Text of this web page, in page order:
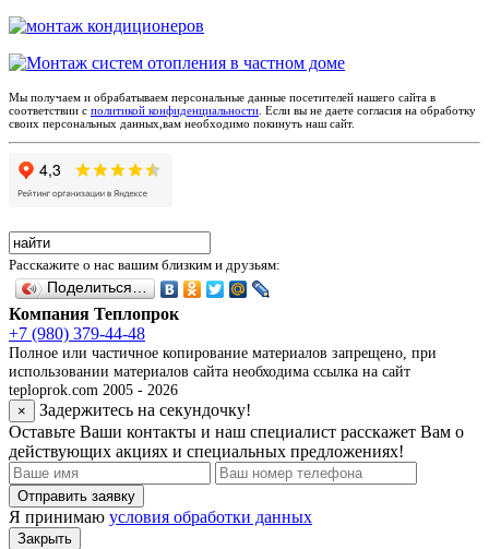
Мы получаем и обрабатываем персональные данные посетителей нашего сайта в
соответствии с политикой конфиденциальности . Если вы не даете согласия на обработку
своих персональных данных,вам необходимо покинуть наш сайт.
Расскажите о нас вашим близким и друзьям:
Поделиться…
Компания Теплопрок
+7 (980) 379-44-48
Полное или частичное копирование материалов запрещено, при
использовании материалов сайта необходима ссылка на сайт
teploprok.com 2005 - 2026
×
Задержитесь на секундочку!
Оставьте Ваши контакты и наш специалист расскажет Вам о
действующих акциях и специальных предложениях!
Отправить заявку
Я принимаю условия обработки данных
Закрыть